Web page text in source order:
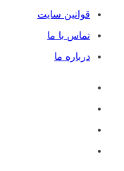
قوانین سایت
تماس با ما
درباره ما